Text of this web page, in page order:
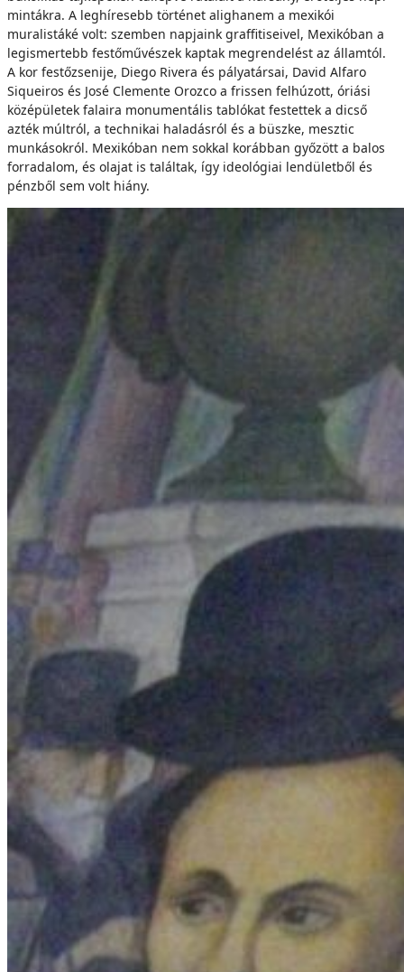
mintákra. A leghíresebb történet alighanem a mexikói
muralistáké volt: szemben napjaink graffitiseivel, Mexikóban a
legismertebb festőművészek kaptak megrendelést az államtól.
A kor festőzsenije, Diego Rivera és pályatársai, David Alfaro
Siqueiros és José Clemente Orozco a frissen felhúzott, óriási
középületek falaira monumentális tablókat festettek a dicső
azték múltról, a technikai haladásról és a büszke, mesztic
munkásokról. Mexikóban nem sokkal korábban győzött a balos
forradalom, és olajat is találtak, így ideológiai lendületből és
pénzből sem volt hiány.